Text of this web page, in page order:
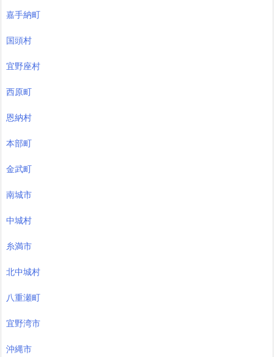
嘉手納町
国頭村
宜野座村
西原町
恩納村
本部町
金武町
南城市
中城村
糸満市
北中城村
八重瀬町
宜野湾市
沖縄市